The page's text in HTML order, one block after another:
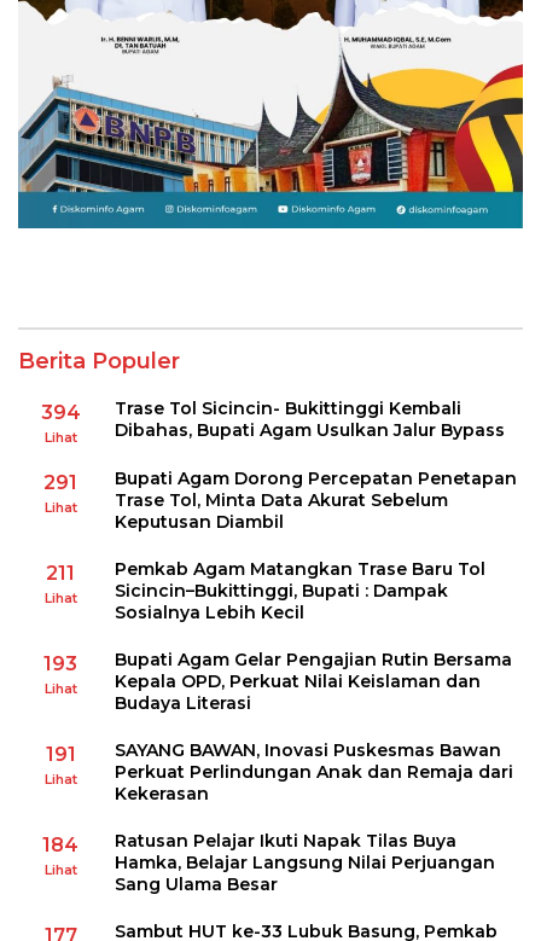
Berita Populer
394
Lihat
Trase Tol Sicincin- Bukittinggi Kembali
Dibahas, Bupati Agam Usulkan Jalur Bypass
291
Lihat
Bupati Agam Dorong Percepatan Penetapan
Trase Tol, Minta Data Akurat Sebelum
Keputusan Diambil
211
Lihat
Pemkab Agam Matangkan Trase Baru Tol
Sicincin–Bukittinggi, Bupati : Dampak
Sosialnya Lebih Kecil
193
Lihat
Bupati Agam Gelar Pengajian Rutin Bersama
Kepala OPD, Perkuat Nilai Keislaman dan
Budaya Literasi
191
Lihat
SAYANG BAWAN, Inovasi Puskesmas Bawan
Perkuat Perlindungan Anak dan Remaja dari
Kekerasan
184
Lihat
Ratusan Pelajar Ikuti Napak Tilas Buya
Hamka, Belajar Langsung Nilai Perjuangan
Sang Ulama Besar
177
Sambut HUT ke-33 Lubuk Basung, Pemkab